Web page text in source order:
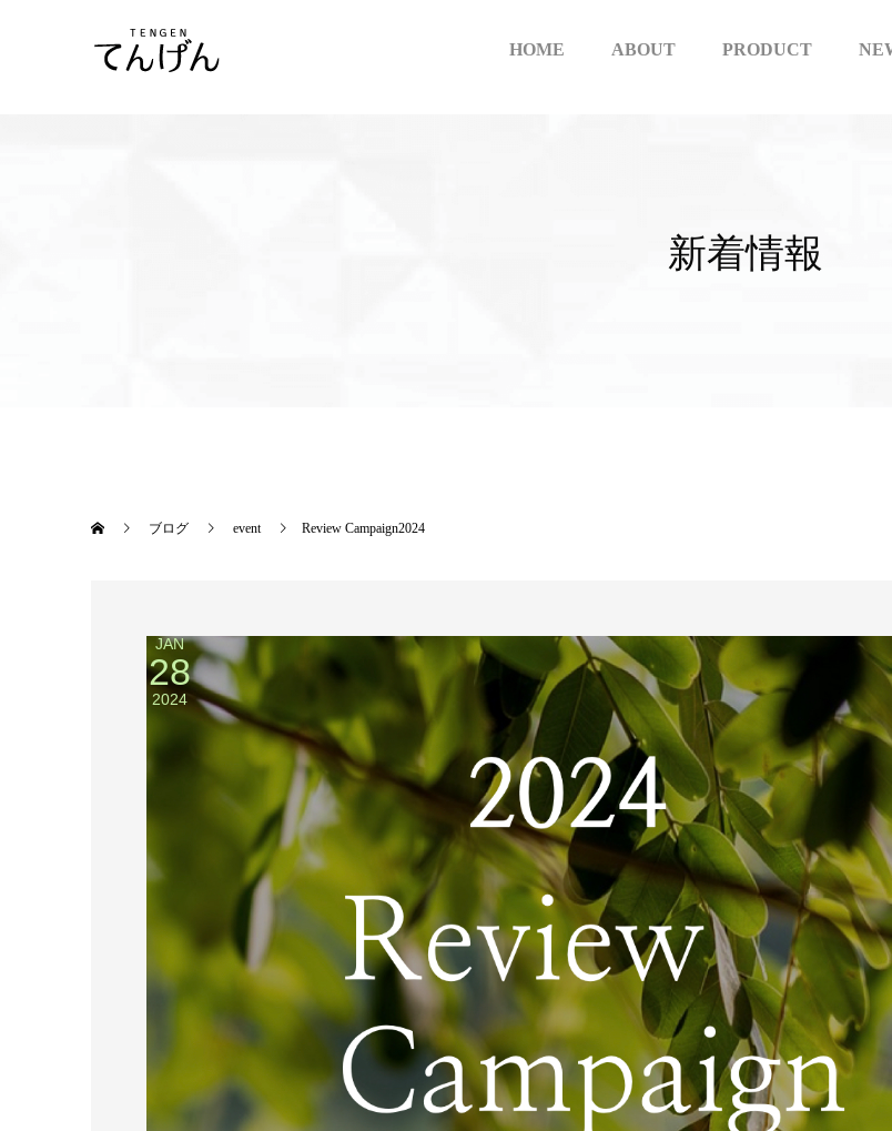
HOME ABOUT PRODUCT
新着情報
ブログ event Review Campaign2024
JAN
28
2024